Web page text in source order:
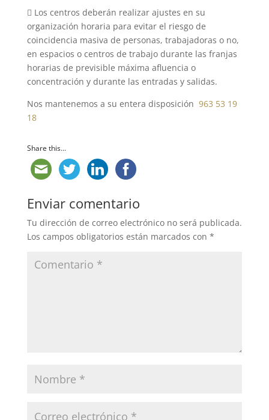
 Los centros deberán realizar ajustes en su
organización horaria para evitar el riesgo de
coincidencia masiva de personas, trabajadoras o no,
en espacios o centros de trabajo durante las franjas
horarias de previsible máxima afluencia o
concentración y durante las entradas y salidas.
Nos mantenemos a su entera disposición 963 53 19
18
Share this...
Enviar comentario
Tu dirección de correo electrónico no será publicada.
Los campos obligatorios están marcados con *